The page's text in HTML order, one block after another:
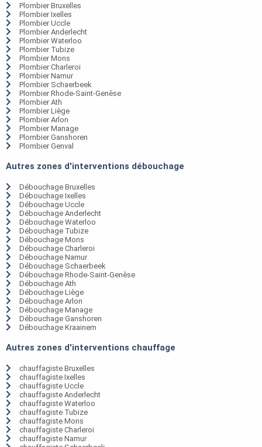
Plombier Bruxelles
Plombier Ixelles
Plombier Uccle
Plombier Anderlecht
Plombier Waterloo
Plombier Tubize
Plombier Mons
Plombier Charleroi
Plombier Namur
Plombier Schaerbeek
Plombier Rhode-Saint-Genèse
Plombier Ath
Plombier Liège
Plombier Arlon
Plombier Manage
Plombier Ganshoren
Plombier Genval
Autres zones d'interventions débouchage
Débouchage Bruxelles
Débouchage Ixelles
Débouchage Uccle
Débouchage Anderlecht
Débouchage Waterloo
Débouchage Tubize
Débouchage Mons
Débouchage Charleroi
Débouchage Namur
Débouchage Schaerbeek
Débouchage Rhode-Saint-Genèse
Débouchage Ath
Débouchage Liège
Débouchage Arlon
Débouchage Manage
Débouchage Ganshoren
Débouchage Kraainem
Autres zones d'interventions chauffage
chauffagiste Bruxelles
chauffagiste Ixelles
chauffagiste Uccle
chauffagiste Anderlecht
chauffagiste Waterloo
chauffagiste Tubize
chauffagiste Mons
chauffagiste Charleroi
chauffagiste Namur